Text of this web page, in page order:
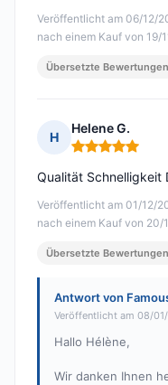
Veröffentlicht am 06/12/
nach einem Kauf von 19/
Übersetzte Bewertungen
H
Helene G.
Hinweis: 5 von 5
Veröffentlicht am 01/12/
nach einem Kauf von 20/
Qualität Schnelligkeit
Übersetzte Bewertungen
Antwort von
Veröffentlicht am 08/
Hallo Hélène,
Wir danken Ihnen